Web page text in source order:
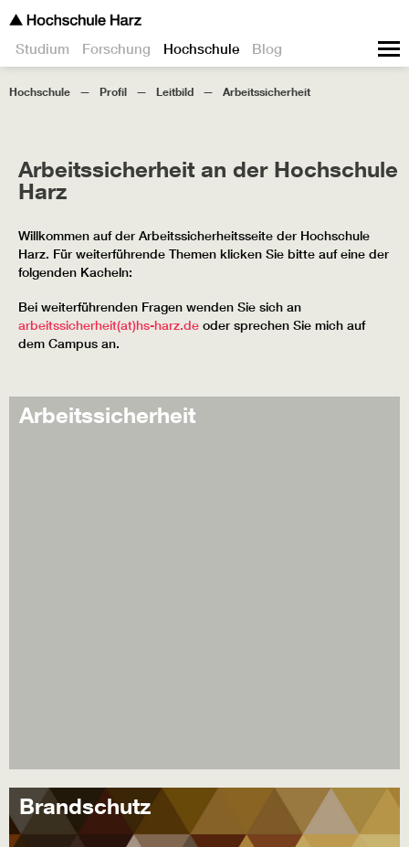
Studium Forschung Hochschule Blog
Hochschule Profil Leitbild Arbeitssicherheit
Arbeitssicherheit an der Hochschule
Harz
Willkommen auf der Arbeitssicherheitsseite der Hochschule
Harz. Für weiterführende Themen klicken Sie bitte auf eine der
folgenden Kacheln:
Bei weiterführenden Fragen wenden Sie sich an
arbeitssicherheit(at)hs-harz.de oder sprechen Sie mich auf
dem Campus an.
Arbeitssicherheit
Brandschutz